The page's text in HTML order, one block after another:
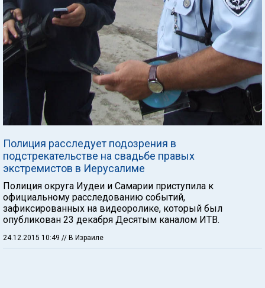
Полиция расследует подозрения в
подстрекательстве на свадьбе правых
экстремистов в Иерусалиме
Полиция округа Иудеи и Самарии приступила к
официальному расследованию событий,
зафиксированных на видеоролике, который был
опубликован 23 декабря Десятым каналом ИТВ.
24.12.2015 10:49 // В Израиле